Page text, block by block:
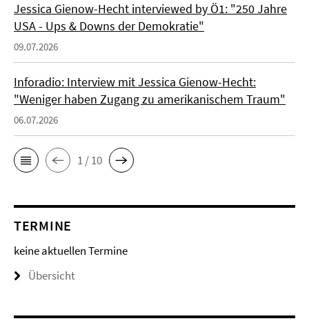
Jessica Gienow-Hecht interviewed by Ö1: "250 Jahre
USA - Ups & Downs der Demokratie"
09.07.2026
Inforadio: Interview mit Jessica Gienow-Hecht:
"Weniger haben Zugang zu amerikanischem Traum"
06.07.2026
1 / 10
TERMINE
keine aktuellen Termine
Übersicht